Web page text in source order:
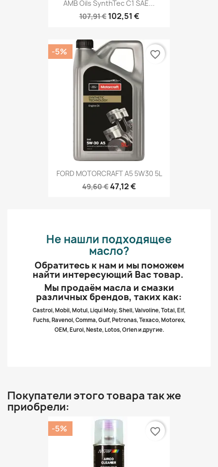
AMB Oils SynthTec C1 SAE...
107,91 € 102,51 €
FORD MOTORCRAFT A5 5W30 5L
49,60 €47,12 €
-5% favorite_border
Не нашли подходящее
масло?
Обратитесь к нам и мы поможем
найти интересующий Вас товар.
Мы продаём масла и смазки
различных брендов, таких как:
Castrol, Mobil, Motul, Liqui Moly, Shell, Valvoline, Total, Elf,
Fuchs, Ravenol, Comma, Gulf, Petronas, Texaco, Motorex,
OEM, Eurol, Neste, Lotos, Orlen и другие.
Покупатели этого товара так же
приобрели:
-5% favorite_border